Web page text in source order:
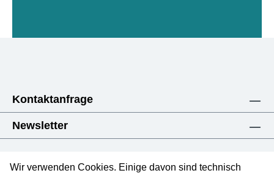
Kontaktanfrage
Newsletter
Wir verwenden Cookies. Einige davon sind technisch